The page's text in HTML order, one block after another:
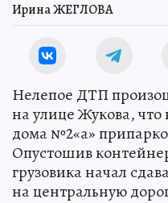
Ирина ЖЕГЛОВА
Нелепое ДТП
на улице Жукова, что
дома №2«а»
Опустошив
грузовика начал
на центральную